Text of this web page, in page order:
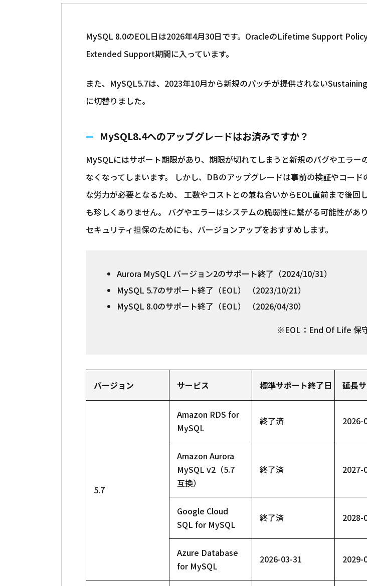
MySQL 8.0のEOL日は2026年4月30日です。OracleのLifetime Support
Extended Support期間に入っています。
また、MySQL5.7は、2023年10⽉から新規のパッチが提供されない
に切替りました。
MySQL8.4へのアップグレードはお済みですか？
MySQLにはサポート期限があり、期限が切れてしまうと新規のバグやエラー
なくなってしまいます。 しかし、DBのアップグレードは事前の検証やコード
な労力が必要となるため、 工数やコストとの兼ね合いからEOL直前まで後回
も珍しくありません。 バグやエラーはシステムの脆弱性に繋がる可能性があり
セキュリティ担保のためにも、バージョンアップをおすすめします。
Aurora MySQL バージョン2のサポート終了（2024/10/31）
MySQL 5.7のサポート終了（EOL） （2023/10/21）
MySQL 8.0のサポート終了（EOL） （2026/04/30）
※EOL：End Of Life 保
バージョン サービス 標準サポート終了日 延長
5.7
Amazon RDS for
MySQL
終了済 2026-
Amazon Aurora
MySQL v2（5.7
互換）
終了済 2027-
Google Cloud
SQL for MySQL
終了済 2028-
Azure Database
for MySQL
2026-03-31 2029-